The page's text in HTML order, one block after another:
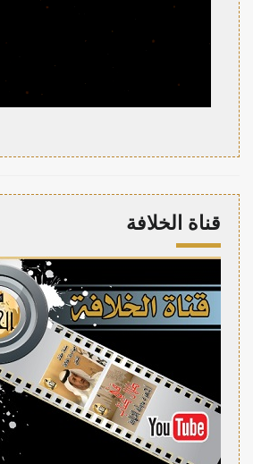
قناة الخلافة